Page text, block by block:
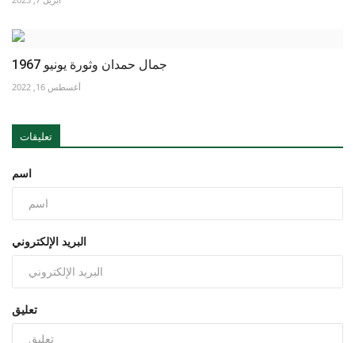
جمال حمدان وثورة يونيو 1967
أغسطس 16, 2022
تعليقات
اسم
البريد الإلكتروني
تعليق